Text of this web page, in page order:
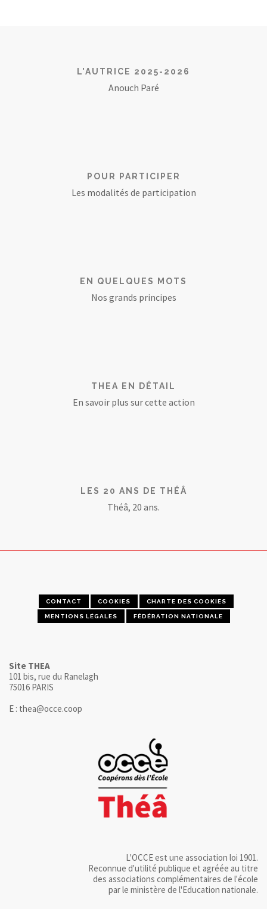
L'AUTRICE 2025-2026
Anouch Paré
POUR PARTICIPER
Les modalités de participation
EN QUELQUES MOTS
Nos grands principes
THEA EN DÉTAIL
En savoir plus sur cette action
LES 20 ANS DE THÉÂ
Théâ, 20 ans.
CONTACT COOKIES CHARTE DES COOKIES
MENTIONS LÉGALES FÉDÉRATION NATIONALE
Site THEA
101 bis, rue du Ranelagh
75016 PARIS
E : thea@occe.coop
L'OCCE est une association loi 1901.
Reconnue d'utilité publique et agréée au titre
des associations complémentaires de l'école
par le ministère de l'Education nationale.